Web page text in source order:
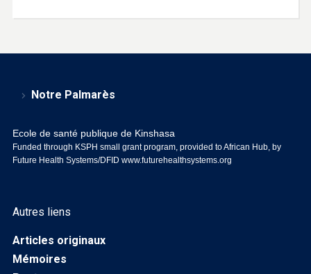
Notre Palmarès
Ecole de santé publique de Kinshasa
Funded through KSPH small grant program, provided to African Hub, by
Future Health Systems/DFID www.futurehealthsystems.org
Autres liens
Articles originaux
Mémoires